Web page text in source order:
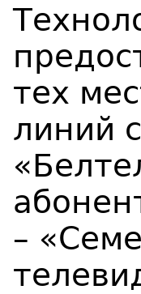
тех
линий
–